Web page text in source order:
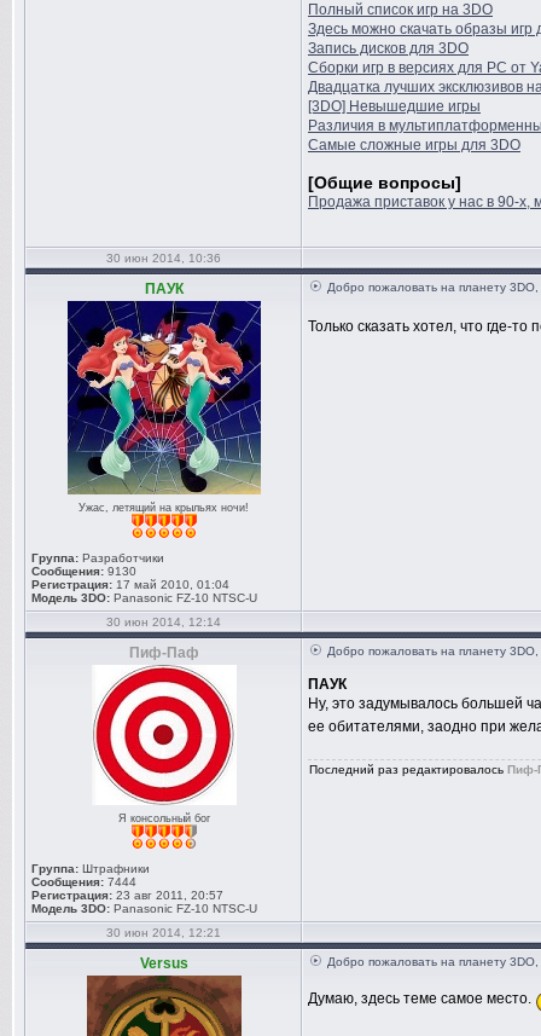
Полный список игр на 3DO
Здесь можно скачать образы игр
Запись дисков для 3DO
Сборки игр в версиях для PC от
Двадцатка лучших эксклюзивов
[3DO] Невышедшие игры
Различия в
Самые сложные игры для 3DO
[Общие вопросы]
Продажа приставок у нас в 90-х,
30 июн 2014, 10:36
ПАУК
Ужас, летящий на крыльях ночи!
Группа: Разработчики
Сообщения: 9130
Регистрация: 17 май 2010, 01:04
Модель 3DO: Panasonic FZ-10 NTSC-U
Добро пожаловать на планету
Только сказать хотел, что где-
30 июн 2014, 12:14
Пиф-Паф
Я консольный бог
Группа: Штрафники
Сообщения: 7444
Регистрация: 23 авг 2011, 20:57
Модель 3DO: Panasonic FZ-10 NTSC-U
Добро пожаловать на планету
ПАУК
Ну, это задумывалось большей
ее обитателями, заодно при
Последний раз редактировалось Пиф-
30 июн 2014, 12:21
Versus Добро пожаловать на планету
Думаю, здесь теме самое место.